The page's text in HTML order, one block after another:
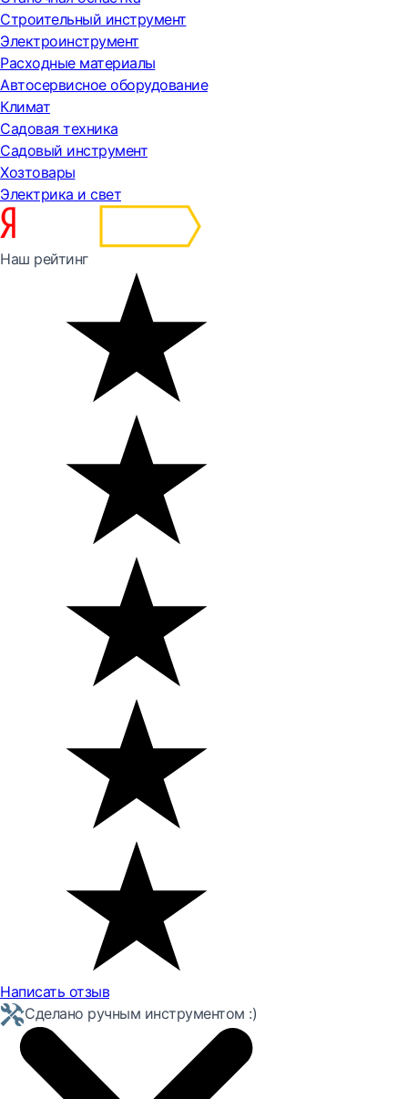
Строительный инструмент
Электроинструмент
Расходные материалы
Автосервисное оборудование
Климат
Садовая техника
Садовый инструмент
Хозтовары
Электрика и свет
Наш рейтинг
Написать отзыв
Сделано ручным инструментом :)